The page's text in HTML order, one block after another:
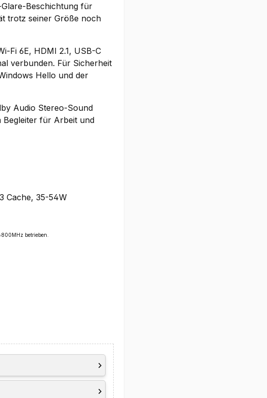
Beschichtung für
trotz seiner Größe noch
Fi 6E, HDMI 2.1, USB-C
verbunden. Für Sicherheit
Hello und der
Audio Stereo-Sound
Begleiter für Arbeit und
Cache, 35-54W
betrieben.
Refresh Rate, 45%